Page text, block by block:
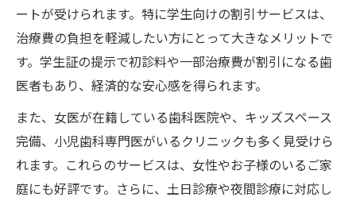
ートが受けられます。特に学生向けの割引サービスは、
治療費の負担を軽減したい方にとって大きなメリットで
す。学生証の提示で初診料や一部治療費が割引になる歯
医者もあり、経済的な安心感を得られます。
また、女医が在籍している歯科医院や、キッズスペース
完備、小児歯科専門医がいるクリニックも多く見受けら
れます。これらのサービスは、女性やお子様のいるご家
庭にも好評です。さらに、土日診療や夜間診療に対応し